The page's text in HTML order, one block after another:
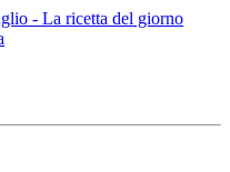
- La ricetta del giorno